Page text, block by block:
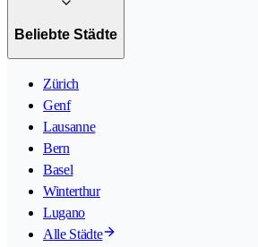
Beliebte Städte
Zürich
Genf
Lausanne
Bern
Basel
Winterthur
Lugano
Alle Städte